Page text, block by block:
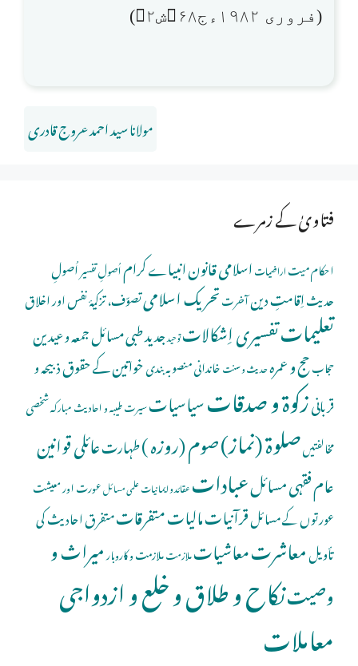
(فروری ۱۹۸۲ءج۶۸ش۲)
مولانا سید احمد عروج قادری
فتاویٰ کے زمرے
احکام میتاراضیاتاسلامی قانونانبیاے کراماُصولِ تفسیراُصولِ
حدیثاِقامتِ دینآخرتتحریک اسلامیتصوّف، تزکیۂ نفس اور اخلاق
تعلیماتتفسیری اِشکالاتتوحیدجدید طبی مسائلجمعہ و عیدین
حجابحج و عمرہحدیث و سنتخاندانی منصوبہ بندیخواتین کے حقوقذبیحہ و
قربانیزکوۃ و صدقاتسیاسیاتسیرت طیبہ و احادیث مبارکہشخصی
مخالفتیںصلوة (نماز)صوم (روزہ )طہارتعائلی قوانین
عام فقہی مسائلعباداتعقائد و ایمانیاتعلمی مسائلعورت اور معیشت
عورتوں کے مسائلقرآنیاتمالیاتمتفرقاتمتفرق احادیث کی
تأویلمعاشرتمعاشیاتملازمتملازمت و کاروبارمیراث و
وصیتنکاح و طلاق و خلع و ازدواجی
معاملات